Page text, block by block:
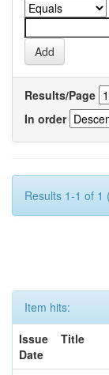
Results/Page
In order
Results 1-1 of 1
Item hits:
Issue
Date
Title